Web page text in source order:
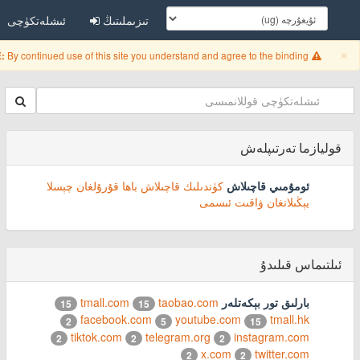
ئىشلەتكۈچى تىزىملىتىڭ
×
Close
By continued use of this site you understand and agree to the binding
قوليازما تەرتىپلەش
ئومۇمىي قاچىلاش كۈندىلىك قاچىلاش باھا قۇرۇلغان چېسلا
يېڭىلانغان ۋاقىت ئىسمى
ئىلتىماس قىلىدۇ
بارلىق تور بېكەتلەر taobao.com
15
tmall.com
15
tmall.hk
15
youtube.com
5
facebook.com
2
instagram.com
2
telegram.org
2
tiktok.com
2
twitter.com
2
x.com
2